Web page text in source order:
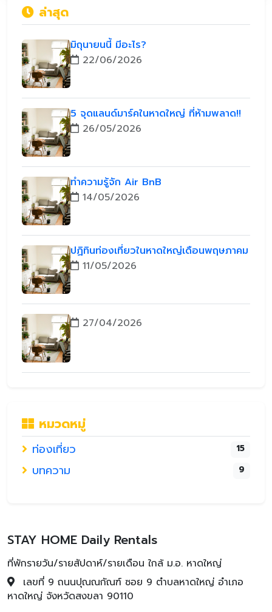
ล่าสุด
มิถุนายนนี้ มีอะไร?
22/06/2026
5 จุดแลนด์มาร์คในหาดใหญ่ ที่ห้ามพลาด!!
26/05/2026
ทำความรู้จัก Air BnB
14/05/2026
ปฏิทินท่องเที่ยวในหาดใหญ่เดือนพฤษภาคม
11/05/2026
27/04/2026
หมวดหมู่
ท่องเที่ยว 15
บทความ 9
STAY HOME Daily Rentals
ที่พักรายวัน/รายสัปดาห์/รายเดือน ใกล้ ม.อ. หาดใหญ่
เลขที่ 9 ถนนปุณณกัณฑ์ ซอย 9 ตำบลหาดใหญ่ อำเภอ
หาดใหญ่ จังหวัดสงขลา 90110